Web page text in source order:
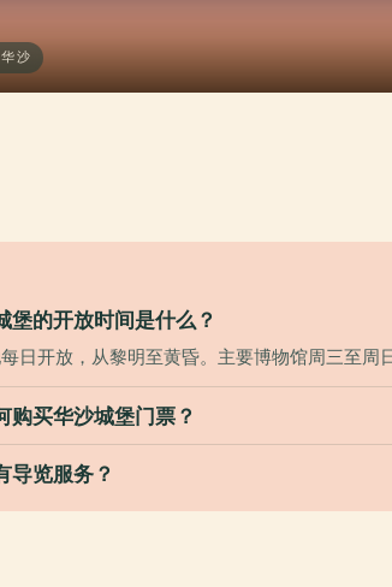
沙
堡的开放时间是什么？
日开放，从黎明至黄昏。主要博物馆周三至周
购买华沙城堡门票？
导览服务？